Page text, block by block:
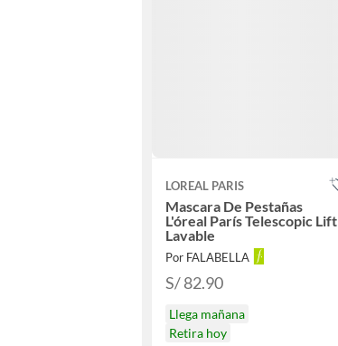
LOREAL PARIS
Mascara De Pestañas
L'óreal París Telescopic Lift
Lavable
Por FALABELLA
S/ 82.90
Llega mañana
Retira hoy